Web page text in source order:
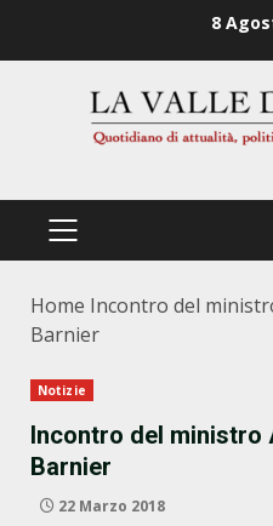
8
PRIMÄRES
Home Incontro del
Barnier
Notizie
Incontro del ministro
Barnier
22 Marzo 2018